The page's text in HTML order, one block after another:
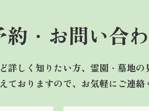
・ お問い合
詳しく知りたい方、霊園・墓地の
ておりますので、お気軽にご連絡